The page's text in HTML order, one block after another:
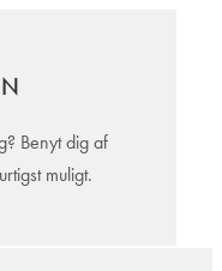
Benyt dig af
muligt.